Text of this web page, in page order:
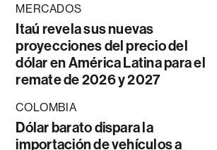
MERCADOS
Itaú revela sus nuevas
proyecciones del precio del
dólar en América Latina para el
remate de 2026 y 2027
COLOMBIA
Dólar barato dispara la
importación de vehículos a